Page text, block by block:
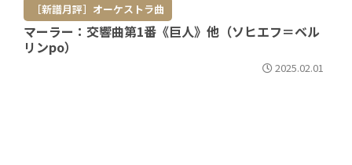
［新譜月評］オーケストラ曲
マーラー：交響曲第1番《巨人》他（ソヒエフ＝ベル
リンpo）
2025.02.01